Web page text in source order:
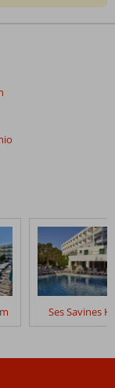
Ses Savines